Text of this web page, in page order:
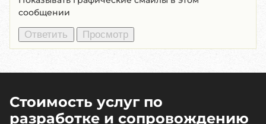
сообщении
Стоимость услуг по
разработке и сопровождению